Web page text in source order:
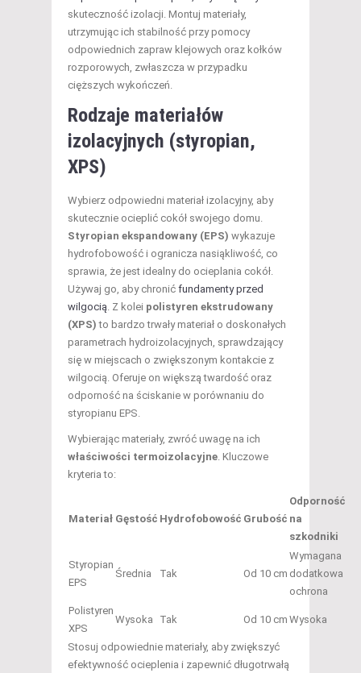
skuteczność izolacji. Montuj materiały,
utrzymując ich stabilność przy pomocy
odpowiednich zapraw klejowych oraz kołków
rozporowych, zwłaszcza w przypadku
cięższych wykończeń.
Rodzaje materiałów
izolacyjnych (styropian,
XPS)
Wybierz odpowiedni materiał izolacyjny, aby
skutecznie ocieplić cokół swojego domu.
Styropian ekspandowany (EPS) wykazuje
hydrofobowość i ogranicza nasiąkliwość, co
sprawia, że jest idealny do ocieplania cokół.
Używaj go, aby chronić fundamenty przed
wilgocią . Z kolei polistyren ekstrudowany
(XPS) to bardzo trwały materiał o doskonałych
parametrach hydroizolacyjnych, sprawdzający
się w miejscach o zwiększonym kontakcie z
wilgocią. Oferuje on większą twardość oraz
odporność na ściskanie w porównaniu do
styropianu EPS.
Wybierając materiały, zwróć uwagę na ich
właściwości termoizolacyjne . Kluczowe
kryteria to:
Materiał Gęstość Hydrofobowość Grubość
Odporność
na
szkodniki
Styropian
EPS
Średnia Tak Od 10 cm
Wymagana
dodatkowa
ochrona
Polistyren
XPS
Wysoka Tak Od 10 cm Wysoka
Stosuj odpowiednie materiały, aby zwiększyć
efektywność ocieplenia i zapewnić długotrwałą